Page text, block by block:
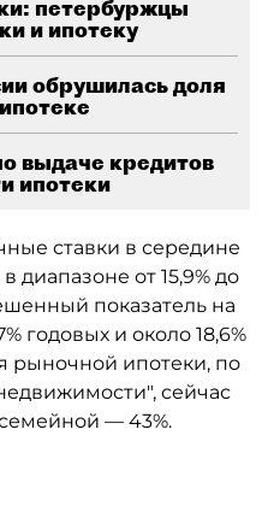
петербуржцы
и ипотеку
обрушилась доля
выдаче кредитов
ипотеки
ставки в середине
диапазоне от 15,9% до
показатель на
годовых и около 18,6%
рыночной ипотеки, по
сейчас
семейной — 43%.